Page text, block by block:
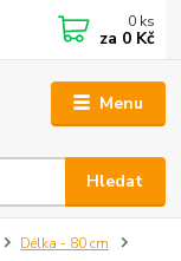
Menu
Hledat
0 ks
za 0 Kč
Délka - 80 cm